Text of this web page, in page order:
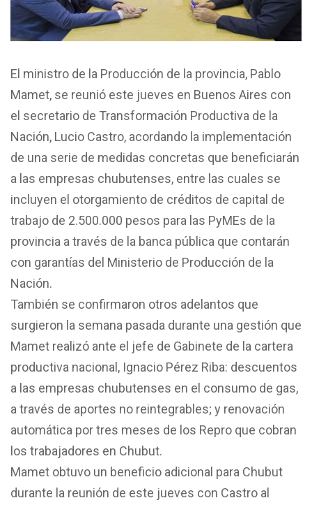
El ministro de la Producción de la provincia, Pablo
Mamet, se reunió este jueves en Buenos Aires con
el secretario de Transformación Productiva de la
Nación, Lucio Castro, acordando la implementación
de una serie de medidas concretas que beneficiarán
a las empresas chubutenses, entre las cuales se
incluyen el otorgamiento de créditos de capital de
trabajo de 2.500.000 pesos para las PyMEs de la
provincia a través de la banca pública que contarán
con garantías del Ministerio de Producción de la
Nación.
También se confirmaron otros adelantos que
surgieron la semana pasada durante una gestión que
Mamet realizó ante el jefe de Gabinete de la cartera
productiva nacional, Ignacio Pérez Riba: descuentos
a las empresas chubutenses en el consumo de gas,
a través de aportes no reintegrables; y renovación
automática por tres meses de los Repro que cobran
los trabajadores en Chubut.
Mamet obtuvo un beneficio adicional para Chubut
durante la reunión de este jueves con Castro al